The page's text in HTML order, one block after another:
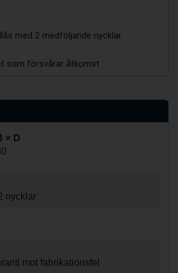
med 2 medföljande nycklar
som försvårar åtkomst
× D
nycklar
mot fabrikationsfel